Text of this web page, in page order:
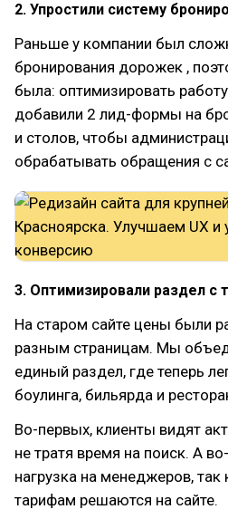
2. Упростили систему
Раньше у компании был
бронирования дорожек ,
была: оптимизировать
добавили 2 лид-формы на
и столов, чтобы
обрабатывать обращения с
3. Оптимизировали раздел с
На старом сайте цены были
разным страницам. Мы
единый раздел, где теперь
боулинга, бильярда и
Во-первых, клиенты видят
не тратя время на поиск. А
нагрузка на менеджеров,
тарифам решаются на сайте.